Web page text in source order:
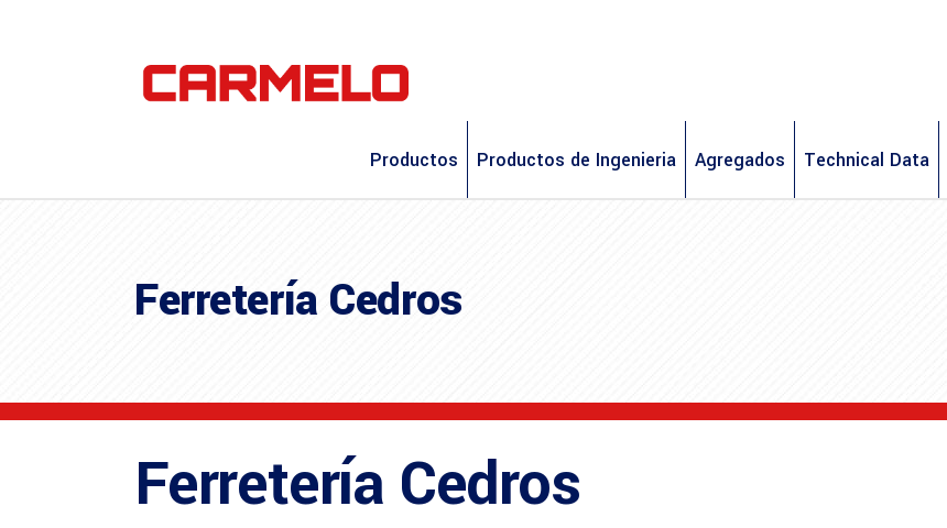
Productos Productos de Ingenieria Agregados Technical Data
Ferretería Cedros
Ferretería Cedros